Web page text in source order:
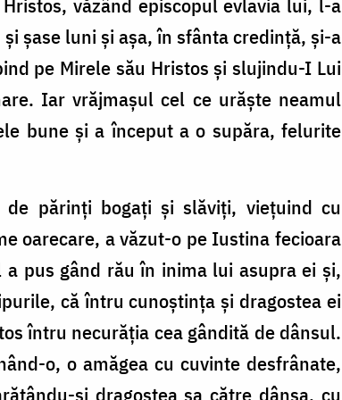
văzând episcopul evlavia lui, l-a
șase luni și așa, în sfânta credință, și-a
pe Mirele său Hristos și slujindu-I Lui
Iar vrăjmașul cel ce urăște neamul
bune și a început a o supăra, felurite
părinți bogați și slăviți, viețuind cu
oarecare, a văzut-o pe Iustina fecioara
pus gând rău în inima lui asupra ei și,
că întru cunoștința și dragostea ei
întru necurăția cea gândită de dânsul.
o, o amăgea cu cuvinte desfrânate,
și dragostea sa către dânsa, cu